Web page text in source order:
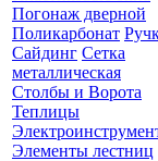
Погонаж дверной
Поликарбонат
Сайдинг Сетка
металлическая
Столбы и Ворота
Теплицы
Элементы лестниц